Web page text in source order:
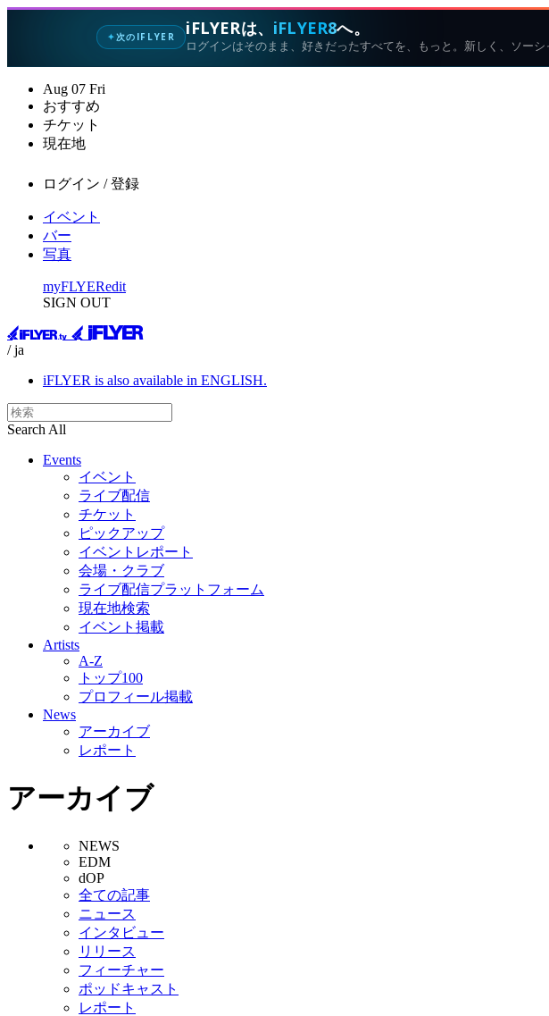
✦次のIFLYER iFLYERは、 iFLYER8へ。
ログインはそのまま、好きだったすべてを、もっと。新しく、ソーシ
Aug 07 Fri
おすすめ
チケット
現在地
ログイン / 登録
イベント
バー
写真
myFLYERedit
SIGN OUT
/ ja
iFLYER is also available in ENGLISH.
Search All
Events
イベント
ライブ配信
チケット
ピックアップ
イベントレポート
会場・クラブ
ライブ配信プラットフォーム
現在地検索
イベント掲載
Artists
A-Z
トップ100
プロフィール掲載
News
アーカイブ
レポート
アーカイブ
NEWS
EDM
dOP
全ての記事
ニュース
インタビュー
リリース
フィーチャー
ポッドキャスト
レポート